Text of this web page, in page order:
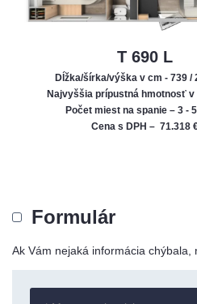
T 690 L
Dĺžka/šírka/výška v cm - 739 /
Najvyššia prípustná hmotnosť v
Počet miest na spanie – 3 -
Cena s DPH – 71.318
Formulár
Ak Vám nejaká informácia chýbala,